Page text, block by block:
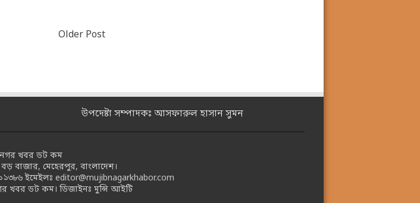
Older Post
উপদেষ্টা সম্পাদকঃ আসফারুল হাসান সুমন
খবর ডট কম
বাজার, মেহেরপুর, বাংলাদেশ।
ইমেইলঃ editor@mujibnagarkhabor.com
খবর ডট কম। ডিজাইনঃ মুন্সি আইটি